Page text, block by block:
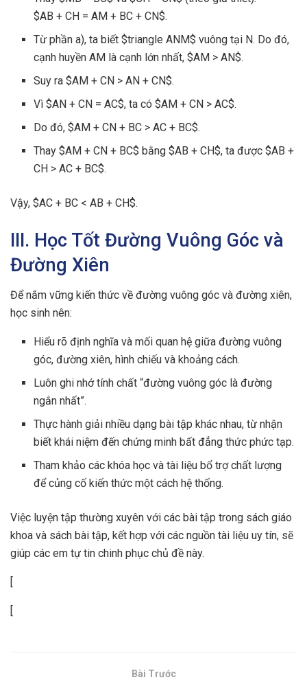
$AB + CH = AM + BC + CN$.
Từ phần a), ta biết $triangle ANM$ vuông tại N. Do đó,
cạnh huyền AM là cạnh lớn nhất, $AM > AN$.
Suy ra $AM + CN > AN + CN$.
Vì $AN + CN = AC$, ta có $AM + CN > AC$.
Do đó, $AM + CN + BC > AC + BC$.
Thay $AM + CN + BC$ bằng $AB + CH$, ta được $AB +
CH > AC + BC$.
Vậy, $AC + BC < AB + CH$.
III. Học Tốt Đường Vuông Góc và
Đường Xiên
Để nắm vững kiến thức về đường vuông góc và đường xiên,
học sinh nên:
Hiểu rõ định nghĩa và mối quan hệ giữa đường vuông
góc, đường xiên, hình chiếu và khoảng cách.
Luôn ghi nhớ tính chất “đường vuông góc là đường
ngắn nhất”.
Thực hành giải nhiều dạng bài tập khác nhau, từ nhận
biết khái niệm đến chứng minh bất đẳng thức phức tạp.
Tham khảo các khóa học và tài liệu bổ trợ chất lượng
để củng cố kiến thức một cách hệ thống.
Việc luyện tập thường xuyên với các bài tập trong sách giáo
khoa và sách bài tập, kết hợp với các nguồn tài liệu uy tín, sẽ
giúp các em tự tin chinh phục chủ đề này.
Bài Trước